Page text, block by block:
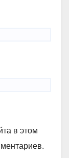
в этом